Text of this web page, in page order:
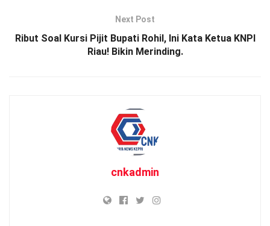
Next Post
Ribut Soal Kursi Pijit Bupati Rohil, Ini Kata Ketua KNPI
Riau! Bikin Merinding.
cnkadmin